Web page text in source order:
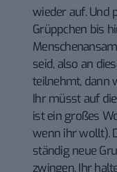
wieder auf. Und
Grüppchen bis
seid, also an
teilnehmt, dann
Ihr müsst auf
ist ein großes
wenn ihr wollt).
ständig neue
zwingen. Ihr